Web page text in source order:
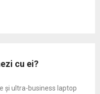
cu ei?
și ultra-business laptop